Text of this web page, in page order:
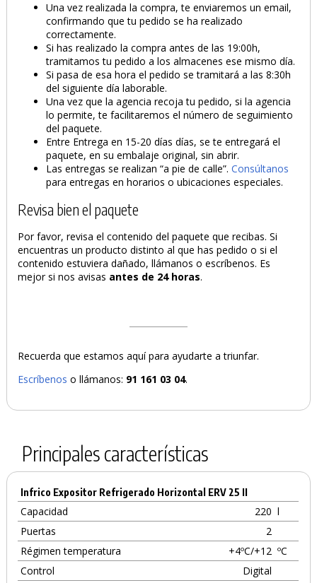
Una vez realizada la compra, te enviaremos un email,
confirmando que tu pedido se ha realizado
correctamente.
Si has realizado la compra antes de las 19:00h,
tramitamos tu pedido a los almacenes ese mismo día.
Si pasa de esa hora el pedido se tramitará a las 8:30h
del siguiente día laborable.
Una vez que la agencia recoja tu pedido, si la agencia
lo permite, te facilitaremos el número de seguimiento
del paquete.
Entre Entrega en 15-20 días días, se te entregará el
paquete, en su embalaje original, sin abrir.
Las entregas se realizan “a pie de calle”.Consúltanos
para entregas en horarios o ubicaciones especiales.
Revisa bien el paquete
Por favor, revisa el contenido del paquete que recibas. Si
encuentras un producto distinto al que has pedido o si el
contenido estuviera dañado, llámanos o escríbenos. Es
mejor si nos avisas antes de 24 horas.
Recuerda que estamos aquí para ayudarte a triunfar.
Escríbenos o llámanos: 91 161 03 04.
Principales características
Infrico Expositor Refrigerado Horizontal ERV 25 II
Capacidad 220 l
Puertas
2
Régimen temperatura
+4ºC/+12 ºC
Control
Digital